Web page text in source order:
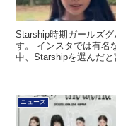
Starship時期ガールズ
す。 インスタでは有名
中、Starshipを選んだと
ニュース